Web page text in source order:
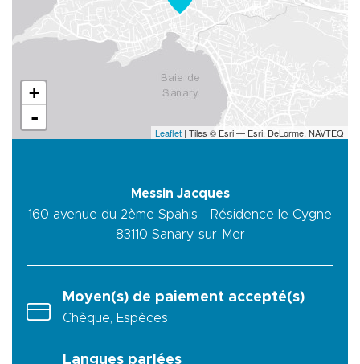
+
-
Leaflet | Tiles © Esri — Esri, DeLorme, NAVTEQ
Messin Jacques
160 avenue du 2ème Spahis - Résidence le Cygne
83110 Sanary-sur-Mer
Moyen(s) de paiement accepté(s)
Chèque, Espèces
Langues parlées